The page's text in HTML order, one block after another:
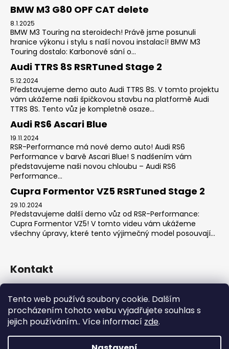
Tento web používá soubory cookie. Dalším
procházením tohoto webu vyjadřujete souhlas s
jejich používáním.. Více informací zde.
BMW M3 G80 OPF CAT delete
8.1.2025
BMW M3 Touring na steroidech! Právě jsme posunuli
hranice výkonu i stylu s naší novou instalací! BMW M3
Touring dostalo: Karbonové sání o...
Audi TTRS 8S RSRTuned Stage 2
5.12.2024
Představujeme demo auto Audi TTRS 8S. V tomto projektu
vám ukážeme naši špičkovou stavbu na platformě Audi
TTRS 8S. Tento vůz je kompletně osaze...
Audi RS6 Ascari Blue
19.11.2024
RSR-Performance má nové demo auto! Audi RS6
Performance v barvě Ascari Blue! S nadšením vám
představujeme naši novou chloubu – Audi RS6
Performance...
Cupra Formentor VZ5 RSRTuned Stage 2
29.10.2024
Představujeme další demo vůz od RSR-Performance:
Cupra Formentor VZ5! V tomto videu vám ukážeme
všechny úpravy, které tento výjimečný model posouvají...
Kontakt
728737662
https://www.facebook.com/RSRCzech/
rsrperformance